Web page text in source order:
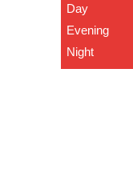
Day
Evening
Night